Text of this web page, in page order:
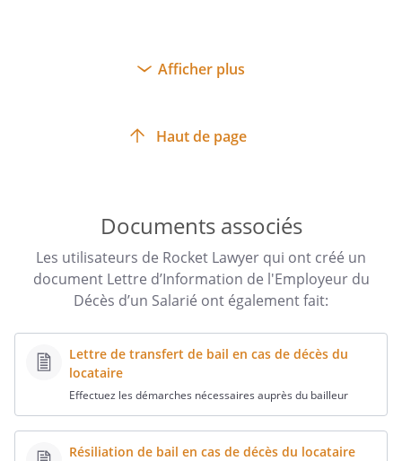
Afficher plus
Haut de page
Documents associés
Les utilisateurs de Rocket Lawyer qui ont créé un
document Lettre d’Information de l'Employeur du
Décès d’un Salarié ont également fait:
Lettre de transfert de bail en cas de décès du
locataire
Effectuez les démarches nécessaires auprès du bailleur
Résiliation de bail en cas de décès du locataire